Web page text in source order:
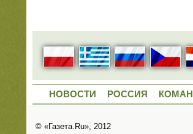
НОВОСТИ РОССИЯ
© «Газета.Ru», 2012